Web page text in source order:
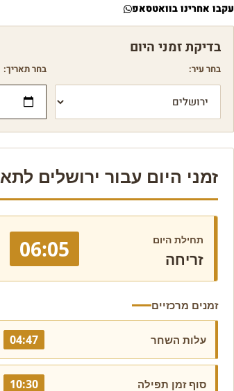
עקבו אחרינו בוואטסאפ
בחר עיר: בחר תאריך:
זמני היום עבור ירושלים לתאריך 16/
תחילת היום
זריחה 06:05
זמנים מרכזיים
עלות השחר 04:47
סוף זמן תפילה 10:30